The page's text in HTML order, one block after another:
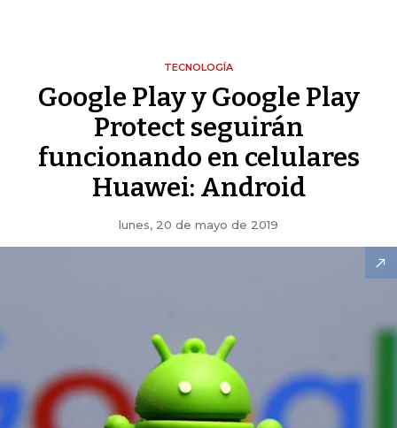
TECNOLOGÍA
Google Play y Google Play
Protect seguirán
funcionando en celulares
Huawei: Android
lunes, 20 de mayo de 2019